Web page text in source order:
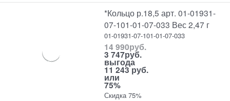
*Кольцо р.18,5 арт. 01-01931-
07-101-01-07-033 Вес 2,47 г
01-01931-07-101-01-07-033
14 990руб.
3 747руб.
выгода
11 243 руб.
или
75%
Скидка 75%